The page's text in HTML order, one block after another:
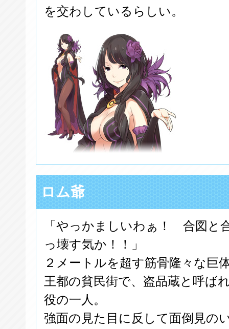
を交わしているらしい。
ロム爺
「やっかましいわぁ！ 合図と
っ壊す気か！！」
２メートルを超す筋骨隆々な巨
王都の貧民街で、盗品蔵と呼ば
役の一人。
強面の見た目に反して面倒見の